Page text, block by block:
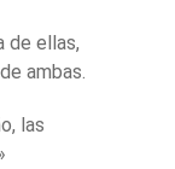
de ellas,
ambas.
las